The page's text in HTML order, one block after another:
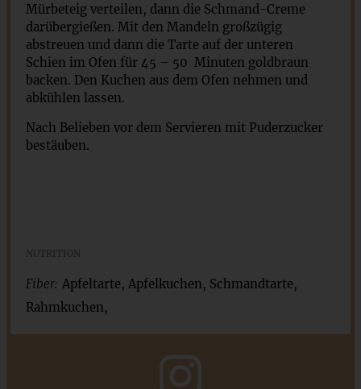
Mürbeteig verteilen, dann die Schmand-Creme
darübergießen. Mit den Mandeln großzügig
abstreuen und dann die Tarte auf der unteren
Schien im Ofen für 45 – 50 Minuten goldbraun
backen. Den Kuchen aus dem Ofen nehmen und
abkühlen lassen.
Nach Belieben vor dem Servieren mit Puderzucker
bestäuben.
Fiber: Apfeltarte, Apfelkuchen, Schmandtarte,
Rahmkuchen,